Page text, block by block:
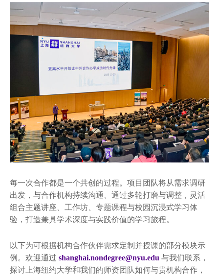
每一次合作都是一个共创的过程。项目团队将从需求调研
出发，与合作机构持续沟通、通过多轮打磨与调整，灵活
组合主题讲座、工作坊、专题课程与校园沉浸式学习体
验，打造兼具学术深度与实践价值的学习旅程。
以下为可根据机构合作伙伴需求定制并授课的部分模块示
例。欢迎通过 shanghai.nondegree@nyu.edu 与我们联系，
探讨上海纽约大学和我们的师资团队如何与贵机构合作，